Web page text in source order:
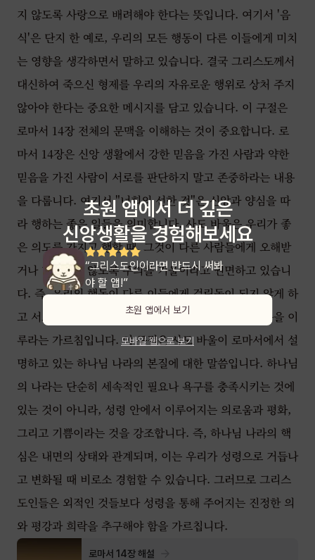
초원 앱에서 더 깊은
신앙생활을 경험해보세요
“그리스도인이라면 반드시 써봐
야 할 앱!”
초원 앱에서 보기
모바일 웹으로 보기
지 않도록 사랑으로 배려해야 한다는 뜻입니다. 여기서 '음
식'은 단지 한 예로, 우리의 모든 행동이 다른 이들에게 미치
는 영향을 생각하면서 말하고 있습니다. 결국 그리스도께서
대신하여 죽으신 형제를 우리의 자유로운 행위로 상처 주지
않아야 한다는 중요한 메시지를 담고 있습니다. 이 구절은
로마서 14장 전체의 문맥을 이해하는 것이 중요합니다. 로
마서 14장은 신앙 생활에서 강한 믿음을 가진 사람과 약한
믿음을 가진 사람이 서로를 판단하지 말고 존중하라는 내용
을 다룹니다. 여기서 "너희의 선한 것"은 신앙과 양심을 따
라 행하는 좋은 일들을 의미합니다. 사도 바울은 우리가 좋
은 의도를 가지고 행할 때, 그것이 다른 사람들에게 오해받
거나 비난받지 않도록 주의를 기울이라고 권면하고 있습니
다. 즉, 우리의 행동이 다른 이들에게 걸림돌이 되지 않게 하
고 서로 평화롭고 사랑으로 대하며 공동체 안에서 화목을 이
루라는 가르침입니다. 이 구절은 사도 바울이 로마서에서 설
명하고 있는 하나님 나라의 본질에 대한 말씀입니다. 하나님
의 나라는 단순히 세속적인 필요나 욕구를 충족시키는 것에
있는 것이 아니라, 성령 안에서 이루어지는 의로움과 평화,
그리고 기쁨이라는 것을 강조합니다. 즉, 하나님 나라의 핵
심은 내면의 상태와 관계되며, 이는 우리가 성령으로 거듭나
고 변화될 때 비로소 경험할 수 있습니다. 그러므로 그리스
도인들은 외적인 것들보다 성령을 통해 주어지는 진정한 의
와 평강과 희락을 추구해야 함을 가르칩니다.
로마서 14장 해설